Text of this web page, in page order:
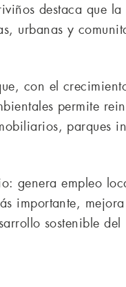
destaca que
urbanas y
con el
permite
parques
genera empleo
importante,
sostenible